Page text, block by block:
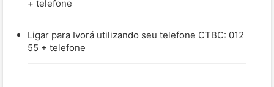
+ telefone
Ligar para Ivorá utilizando seu telefone CTBC: 012
55 + telefone